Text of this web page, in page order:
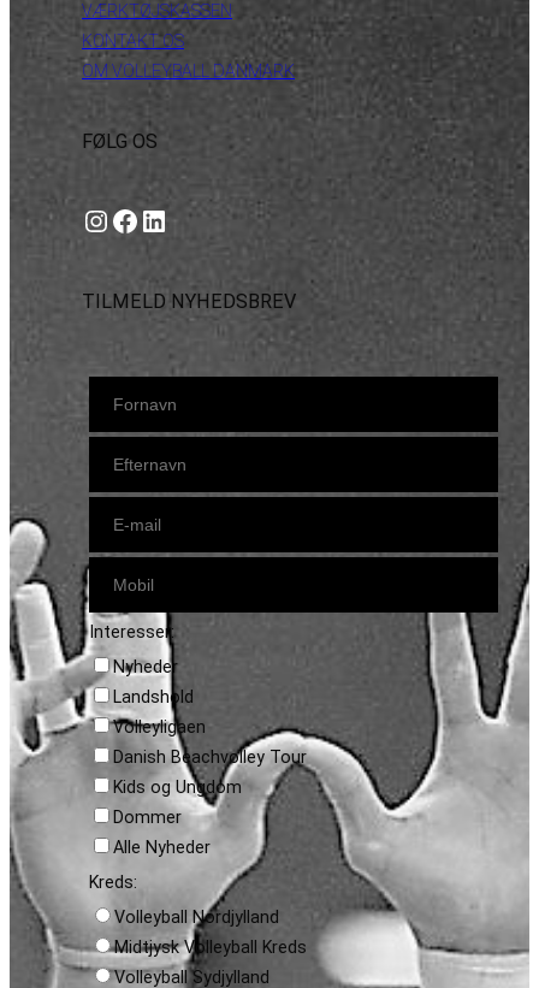
VÆRKTØJSKASSEN
KONTAKT OS
OM VOLLEYBALL DANMARK
FØLG OS
Instagram https://www.facebook.com/danishbeachvolleytour LinkedIn
TILMELD NYHEDSBREV
Interesser:
Nyheder
Landshold
Volleyligaen
Danish Beachvolley Tour
Kids og Ungdom
Dommer
Alle Nyheder
Kreds:
Volleyball Nordjylland
Midtjysk Volleyball Kreds
Volleyball Sydjylland